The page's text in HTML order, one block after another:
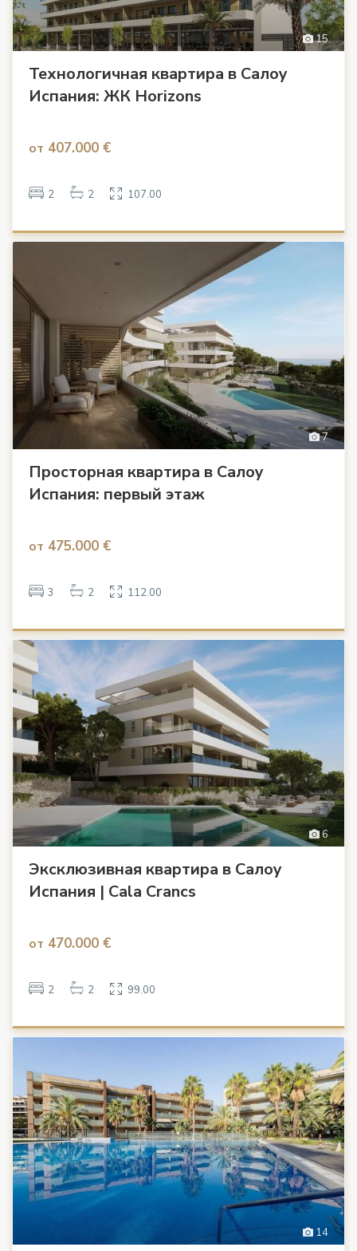
15
Технологичная квартира в Салоу
Испания: ЖК Horizons
от 407.000 €
2 2 107.00
7
Просторная квартира в Салоу
Испания: первый этаж
от 475.000 €
3 2 112.00
6
Эксклюзивная квартира в Салоу
Испания | Cala Crancs
от 470.000 €
2 2 99.00
14